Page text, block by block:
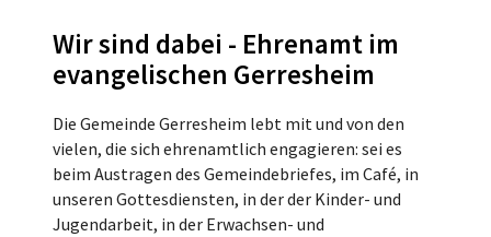
Wir sind dabei - Ehrenamt im
evangelischen Gerresheim
Die Gemeinde Gerresheim lebt mit und von den
vielen, die sich ehrenamtlich engagieren: sei es
beim Austragen des Gemeindebriefes, im Café, in
unseren Gottesdiensten, in der der Kinder- und
Jugendarbeit, in der Erwachsen- und